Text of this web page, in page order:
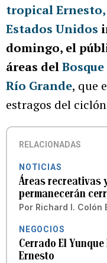
tropical Ernesto,
Estados Unidos
domingo, el
áreas del
Río Grande, que
estragos del
RELACIONADAS
NOTICIAS
Áreas recreativas
permanecerán
Por Richard I. Colón
NEGOCIOS
Cerrado El
Ernesto